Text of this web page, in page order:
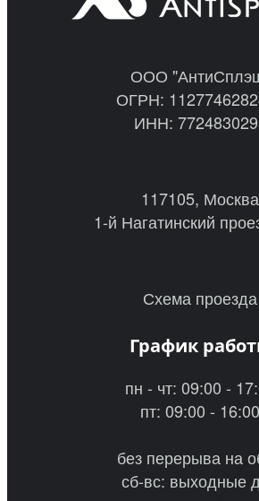
ООО
ОГРН:
ИНН:
117105, Москва
1-й Нагатинский
Схема проезда
График
пн - чт: 09:00 -
пт: 09:00 - 16:00
без перерыва на
сб-вс: выходные